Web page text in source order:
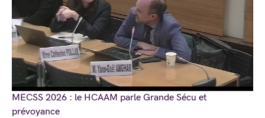
MECSS 2026 : le HCAAM parle Grande Sécu et
prévoyance